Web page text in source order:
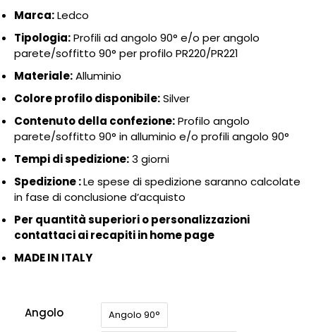
Marca:Ledco
Tipologia:Profili ad angolo 90° e/o per angolo
parete/soffitto 90° per profilo PR220/PR221
Materiale:Alluminio
Colore profilo disponibile:Silver
Contenuto della confezione:Profilo angolo
parete/soffitto 90° in alluminio e/o profili angolo 90°
Tempi di spedizione:3 giorni
Spedizione :Le spese di spedizione saranno calcolate
in fase di conclusione d’acquisto
Per quantità superiori o personalizzazioni
contattaci ai recapiti in home page
MADE IN ITALY
Angolo Angolo 90°